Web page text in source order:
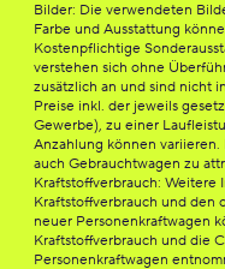
Bilder: Die verwendeten
Farbe und Ausstattung
Kostenpflichtige
verstehen sich ohne
zusätzlich an und sind nicht
Preise inkl. der jeweils
Gewerbe), zu einer
Anzahlung können
auch Gebrauchtwagen zu
Kraftstoffverbrauch: Weitere
Kraftstoffverbrauch und den
neuer Personenkraftwagen
Kraftstoffverbrauch und die
Personenkraftwagen